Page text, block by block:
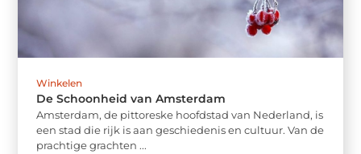
Winkelen
De Schoonheid van Amsterdam
Amsterdam, de pittoreske hoofdstad van Nederland, is
een stad die rijk is aan geschiedenis en cultuur. Van de
prachtige grachten ...